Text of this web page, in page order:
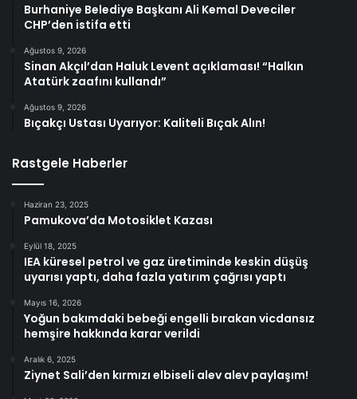
Burhaniye Belediye Başkanı Ali Kemal Deveciler
CHP’den istifa etti
Ağustos 9, 2026
Sinan Akçıl’dan Haluk Levent açıklaması! “Halkın
Atatürk zaafını kullandı”
Ağustos 9, 2026
Bıçakçı Ustası Uyarıyor: Kaliteli Bıçak Alın!
Rastgele Haberler
Haziran 23, 2025
Pamukova’da Motosiklet Kazası
Eylül 18, 2025
IEA küresel petrol ve gaz üretiminde keskin düşüş
uyarısı yaptı, daha fazla yatırım çağrısı yaptı
Mayıs 16, 2026
Yoğun bakımdaki bebeği engelli bırakan vicdansız
hemşire hakkında karar verildi
Aralık 6, 2025
Ziynet Sali’den kırmızı elbiseli alev alev paylaşım!